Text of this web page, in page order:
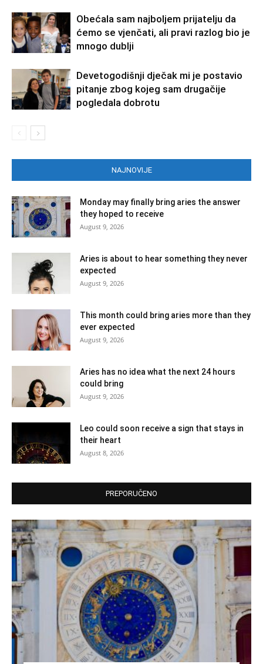
Obećala sam najboljem prijatelju da
ćemo se vjenčati, ali pravi razlog bio je
mnogo dublji
Devetogodišnji dječak mi je postavio
pitanje zbog kojeg sam drugačije
pogledala dobrotu
NAJNOVIJE
Monday may finally bring aries the answer
they hoped to receive
August 9, 2026
Aries is about to hear something they never
expected
August 9, 2026
This month could bring aries more than they
ever expected
August 9, 2026
Aries has no idea what the next 24 hours
could bring
August 9, 2026
Leo could soon receive a sign that stays in
their heart
August 8, 2026
PREPORUČENO